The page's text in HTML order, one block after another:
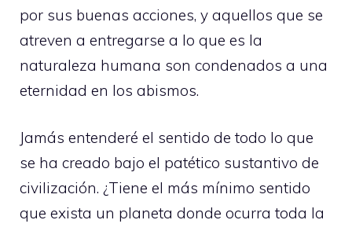
por sus buenas acciones, y aquellos que se
atreven a entregarse a lo que es la
naturaleza humana son condenados a una
eternidad en los abismos.
Jamás entenderé el sentido de todo lo que
se ha creado bajo el patético sustantivo de
civilización. ¿Tiene el más mínimo sentido
que exista un planeta donde ocurra toda la